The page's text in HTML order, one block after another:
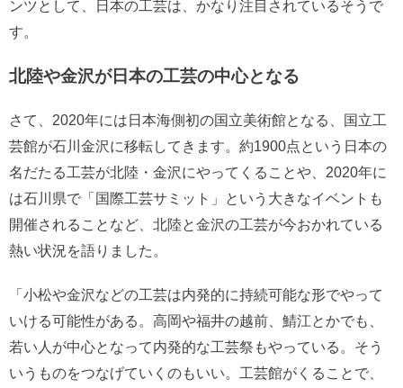
ンツとして、日本の工芸は、かなり注目されているそうで
す。
北陸や金沢が日本の工芸の中心となる
さて、2020年には日本海側初の国立美術館となる、国立工
芸館が石川金沢に移転してきます。約1900点という日本の
名だたる工芸が北陸・金沢にやってくることや、2020年に
は石川県で「国際工芸サミット」という大きなイベントも
開催されることなど、北陸と金沢の工芸が今おかれている
熱い状況を語りました。
「小松や金沢などの工芸は内発的に持続可能な形でやって
いける可能性がある。高岡や福井の越前、鯖江とかでも、
若い人が中心となって内発的な工芸祭もやっている。そう
いうものをつなげていくのもいい。工芸館がくることで、